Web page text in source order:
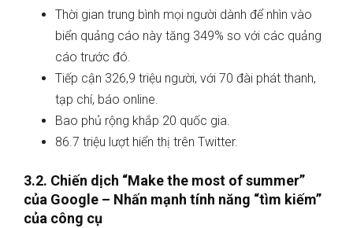
Thời gian trung bình mọi người dành để nhìn vào
biển quảng cáo này tăng 349% so với các quảng
cáo trước đó.
Tiếp cận 326,9 triệu người, với 70 đài phát thanh,
tạp chí, báo online.
Bao phủ rộng khắp 20 quốc gia.
86.7 triệu lượt hiển thị trên Twitter.
3.2. Chiến dịch “Make the most of summer”
của Google – Nhấn mạnh tính năng “tìm kiếm”
của công cụ